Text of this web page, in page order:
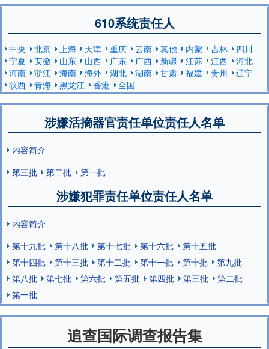
610系统责任人
中央 北京 上海 天津 重庆 云南 其他 内蒙 吉林
四川
宁夏
安徽 山东 山西 广东 广西 新疆 江苏 江西
河北
河南
浙江 海南 海外 湖北 湖南 甘肃 福建 贵州
辽宁
陕西
青海 黑龙江 香港 全国
涉嫌活摘器官责任单位责任人名单
内容简介
第三批
第二批 第一批
涉嫌犯罪责任单位责任人名单
内容简介
第十九批
第十八批 第十七批 第十六批
第十五批
第十四批
第十三批 第十二批 第十一批 第十批
第九批
第八批
第七批 第六批 第五批 第四批 第三批
第二批
第一批
追查国际调查报告集